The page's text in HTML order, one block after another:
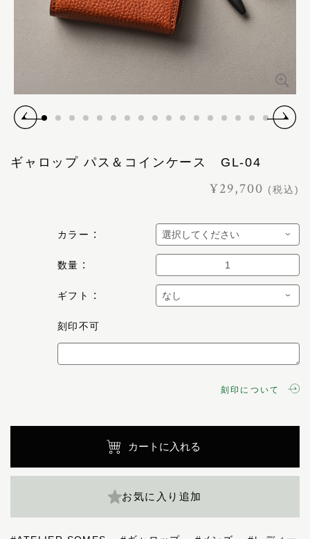
ギャロップ パス＆コインケース GL-04
¥29,700 (税込)
カラー
数量
ギフト
刻印不可
刻印について
カートに入れる
お気に入り追加